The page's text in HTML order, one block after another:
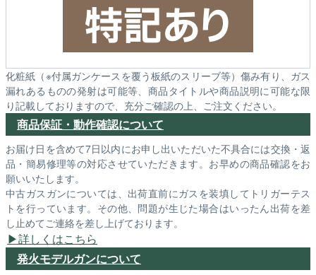
化粧紙（※付属ガンケースを覆う板紙のスリーブ等）傷み有り、ガス
漏れあるものの発射は可能等、商品タイトルや商品説明に可能な限
り記載しておりますので、充分ご確認の上、ご注文ください。
商品保証・動作確認について
お届け日を含めて7日以内にお申し出いただいた不具合には交換・返
品・簡易修理等の対応させていただきます。お早めの商品確認をお
願いいたします。
中古ガスガンについては、出荷直前にガスを装填してトリガーテス
トを行っています。その他、問題が生じた場合はいったん出荷を差
し止めてご連絡を差し上げております。
詳しくはこちら
発火モデルガンについて